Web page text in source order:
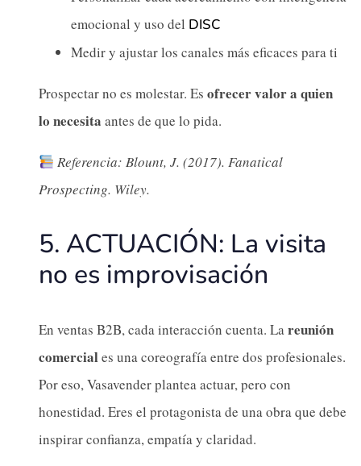
emocional y uso del DISC
Medir y ajustar los canales más eficaces para ti
Prospectar no es molestar. Es ofrecer valor a quien
lo necesita antes de que lo pida.
Referencia: Blount, J. (2017). Fanatical
Prospecting. Wiley.
5. ACTUACIÓN: La visita
no es improvisación
En ventas B2B, cada interacción cuenta. Lareunión
comerciales una coreografía entre dos profesionales.
Por eso, Vasavender plantea actuar, pero con
honestidad. Eres el protagonista de una obra que debe
inspirar confianza, empatía y claridad.